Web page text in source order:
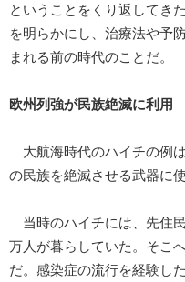
ということをくり返してき
を明らかにし、治療法や予
まれる前の時代のことだ。
欧州列強が民族絶滅に利用
大航海時代のハイチの例
の民族を絶滅させる武器に
当時のハイチには、先住
万人が暮らしていた。そこ
だ。感染症の流行を経験し